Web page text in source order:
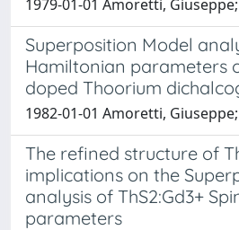
1979-01-01 Amoretti,
Superposition Model
Hamiltonian parameters
doped Thoorium
1982-01-01 Amoretti, Giuseppe;
The refined structure of
implications on the
analysis of ThS2:Gd3+
parameters